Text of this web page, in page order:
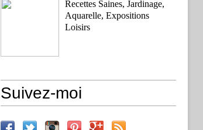
Recettes Saines, Jardinage,
Aquarelle, Expositions
Loisirs
Suivez-moi